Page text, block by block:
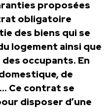
proposées
obligatoire
des biens qui se
logement ainsi que
occupants. En
de
Ce contrat se
disposer d’une